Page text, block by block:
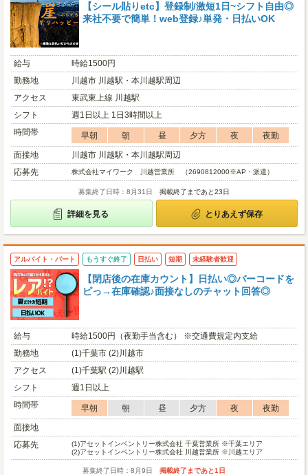
【シール貼りetc】登録制/激短1日~シフト自由◎
来社不要で簡単！web登録♪単発・日払いOK
給与
時給1500円
勤務地
川越市 川越駅・本川越駅周辺
アクセス
東武東上線 川越駅
シフト
週1日以上 1日3時間以上
時間帯
早朝 朝 昼 夕方 夜
夜勤
面接地
川越市 川越駅・本川越駅周辺
応募先
株式会社マイワーク 川越営業所 （2690812000※AP・派遣）
募集終了日時：8月31日 掲載終了まであと23日
詳細を見る とりあえず保存
アルバイト・パート もうすぐ終了 日払い 短期 未経験者歓迎
【閉店後の在庫カウント】日払い◎バーコードを
ピっ→在庫確認♪面接なしのチャット回答◎
給与
時給1500円（夜勤手当含む） ※交通費規定内支給
勤務地
(1)千葉市 (2)川越市
アクセス
(1)千葉駅 (2)川越駅
シフト
週1日以上
時間帯
早朝 朝 昼 夕方 夜
夜勤
面接地
応募先
(1)アセットインベントリー株式会社 千葉営業所 ※千葉エリア
(2)アセットインベントリー株式会社 川越営業所 ※川越エリア
募集終了日時：8月9日 掲載終了まであと1日